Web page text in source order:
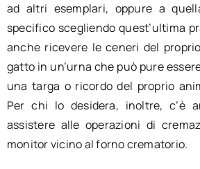
ad altri esemplari, oppure a
specifico scegliendo quest’ultima
anche ricevere le ceneri del
gatto in un’urna che può pure
una targa o ricordo del proprio
Per chi lo desidera, inoltre, c’è
assistere alle operazioni di
monitor vicino al forno crematorio.